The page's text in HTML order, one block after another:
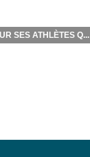
SES ATHLÈTES Q...